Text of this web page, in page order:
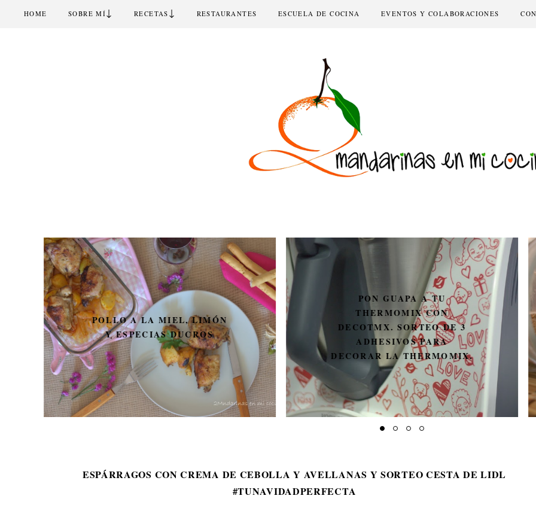
HOME SOBRE MÍ↓ RECETAS ↓ RESTAURANTES ESCUELA DE COCINA EVENTOS Y COLABORACIONES
POLLO A LA MIEL, LIMÓN
Y ESPECIAS DUCROS
PON GUAPA A TU
THERMOMIX CON
DECOTMX. SORTEO DE 3
ADHESIVOS PARA
DECORAR LA THERMOMIX.
ESPÁRRAGOS CON CREMA DE CEBOLLA Y AVELLANAS Y SORTEO CESTA DE LIDL
#TUNAVIDADPERFECTA